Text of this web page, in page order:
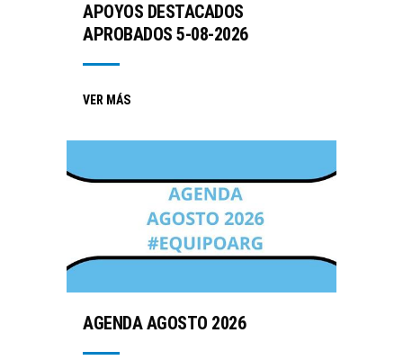
APOYOS DESTACADOS
APROBADOS 5-08-2026
VER MÁS
AGENDA AGOSTO 2026